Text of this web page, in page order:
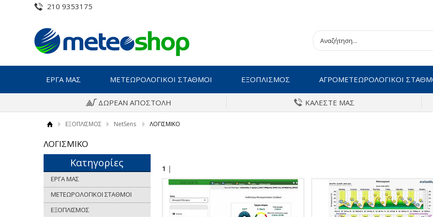
210 9353175
ΕΡΓΑ ΜΑΣ ΜΕΤΕΩΡΟΛΟΓΙΚΟΙ ΣΤΑΘΜΟΙ ΕΞΟΠΛΙΣΜΟΣ ΑΓΡΟΜΕΤΕΩΡΟΛΟΓΙΚΟΙ
ΔΩΡΕΑΝ ΑΠΟΣΤΟΛΗ ΚΑΛΕΣΤΕ ΜΑΣ
ΕΞΟΠΛΙΣΜΟΣ NetSens ΛΟΓΙΣΜΙΚΟ
ΛΟΓΙΣΜΙΚΟ
Κατηγορίες
ΕΡΓΑ ΜΑΣ
ΜΕΤΕΩΡΟΛΟΓΙΚΟΙ ΣΤΑΘΜΟΙ
ΕΞΟΠΛΙΣΜΟΣ
1 |